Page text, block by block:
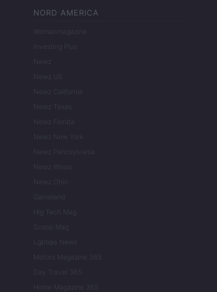
NORD AMERICA
Womanmagazine
Investing Plus
Newz
Newz US
Newz California
Newz Texas
Newz Florida
Newz New York
Newz Pennsylvania
Newz Illinois
Newz Ohio
Gameland
Hig Tech Mag
Scoop Mag
Lgbtqia News
Motors Magazine 365
Day Travel 365
Home Magazine 365